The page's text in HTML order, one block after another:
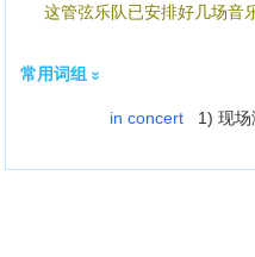
这管弦乐队已安排好几场音
常用词组
in concert 1) 现